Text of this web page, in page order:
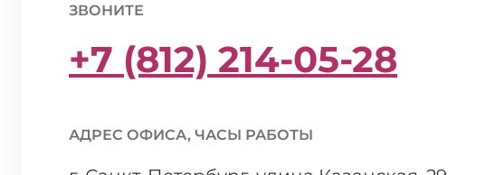
ЗВОНИТЕ
+7 (812) 214-05-28
АДРЕС ОФИСА, ЧАСЫ РАБОТЫ